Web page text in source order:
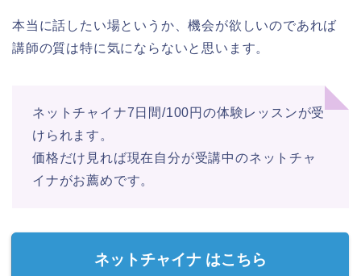
本当に話したい場というか、機会が欲しいのであれば
講師の質は特に気にならないと思います。
ネットチャイナ7日間/100円の体験レッスンが受
けられます。
価格だけ見れば現在自分が受講中のネットチャ
イナがお薦めです。
ネットチャイナ はこちら